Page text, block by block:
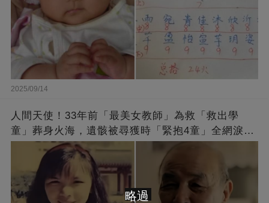
2025/09/14
人間天使！33年前「最美女教師」為救「救出學
童」葬身火海，遺骸被尋獲時「緊抱4童」全網淚
崩：真正的英雄不該被遺忘
略過